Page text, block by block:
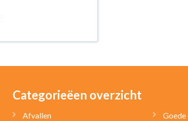
Categorieëen overzicht
Afvallen
Goede